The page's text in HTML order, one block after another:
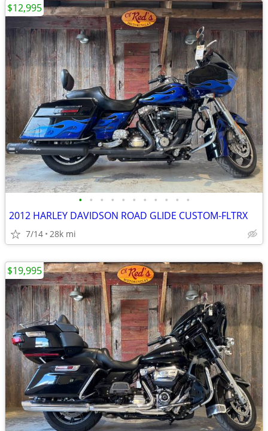
• • • • • • • • • • •
2012 HARLEY DAVIDSON ROAD GLIDE CUSTOM-FLTRX
7/14 28k mi
$12,995
$19,995